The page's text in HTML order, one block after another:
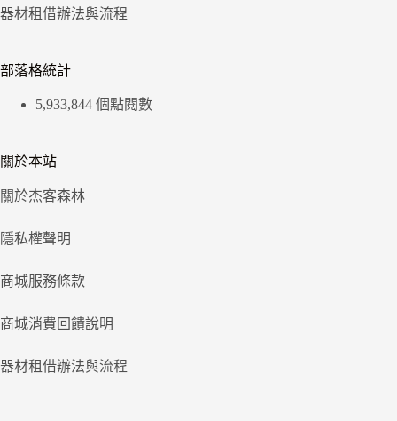
器材租借辦法與流程
部落格統計
5,933,844 個點閱數
關於本站
關於杰客森林
隱私權聲明
商城服務條款
商城消費回饋說明
器材租借辦法與流程